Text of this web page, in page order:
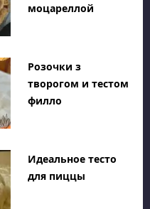
моцареллой
Розочки з
творогом и тестом
филло
Идеальное тесто
для пиццы